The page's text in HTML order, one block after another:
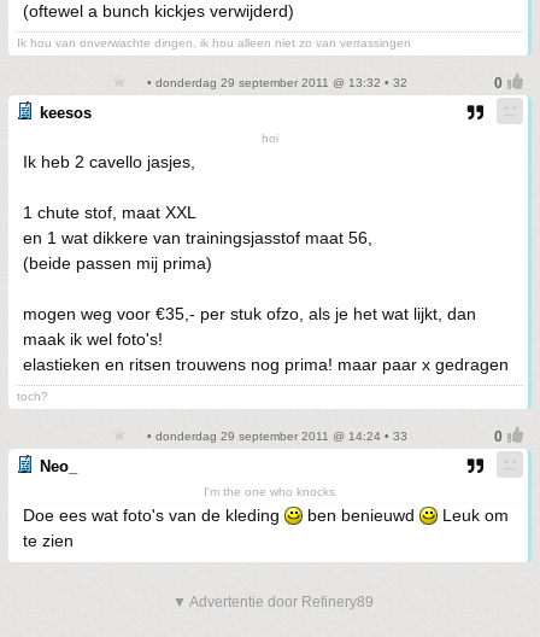
(oftewel a bunch kickjes verwijderd)
Ik hou van onverwachte dingen, ik hou alleen niet zo van verrassingen
• donderdag 29 september 2011 @ 13:32 • 32
keesos
hoi
Ik heb 2 cavello jasjes,
1 chute stof, maat XXL
en 1 wat dikkere van trainingsjasstof maat 56,
(beide passen mij prima)
mogen weg voor €35,- per stuk ofzo, als je het wat lijkt, dan
maak ik wel foto's!
elastieken en ritsen trouwens nog prima! maar paar x gedragen
toch?
• donderdag 29 september 2011 @ 14:24 • 33
Neo_
I'm the one who knocks
Doe ees wat foto's van de kleding ben benieuwd
Leuk om
te zien
▼ Advertentie door Refinery89